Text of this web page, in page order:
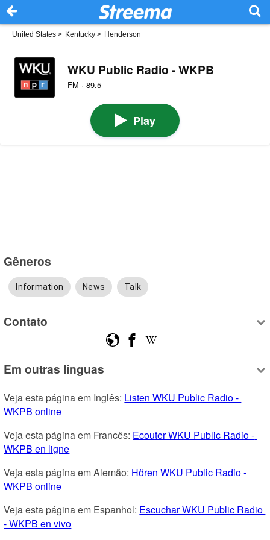
United States > Kentucky > Henderson
WKU Public Radio - WKPB
FM · 89.5
Play
Gêneros
Information News Talk
Contato
Em outras línguas
Veja esta página em Inglês: Listen WKU Public Radio -
WKPB online
Veja esta página em Francês: Ecouter WKU Public Radio -
WKPB en ligne
Veja esta página em Alemão: Hören WKU Public Radio -
WKPB online
Veja esta página em Espanhol: Escuchar WKU Public Radio
- WKPB en vivo